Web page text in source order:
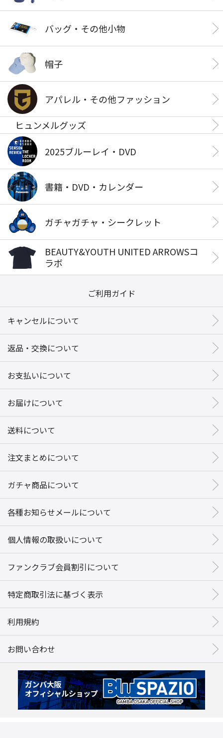
バッグ・その他小物
帽子
アパレル・その他ファッション
ヒュンメルグッズ
2025ブルーレイ・DVD
書籍・DVD・カレンダー
ガチャガチャ・シークレット
BEAUTY&YOUTH UNITED ARROWSコ
ラボ
ご利用ガイド
キャンセルについて
返品・交換について
お支払いについて
お届けについて
送料について
注文まとめについて
ガチャ商品について
各種お知らせメールについて
個人情報の取扱いについて
ファンクラブ会員割引について
特定商取引法に基づく表示
利用規約
お問い合わせ